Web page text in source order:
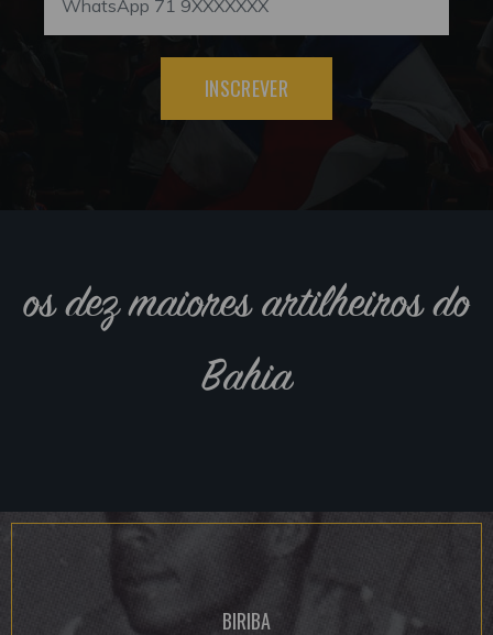
INSCREVER
os dez maiores artilheiros do
Bahia
BIRIBA